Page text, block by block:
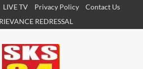
LIVE TV Privacy Policy
Contact Us
REDRESSAL